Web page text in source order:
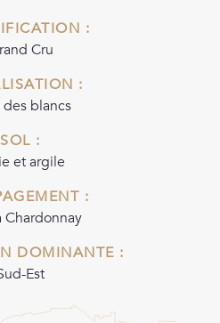
:
Cru
:
blancs
SOL :
et argile
:
Chardonnay
DOMINANTE :
Est